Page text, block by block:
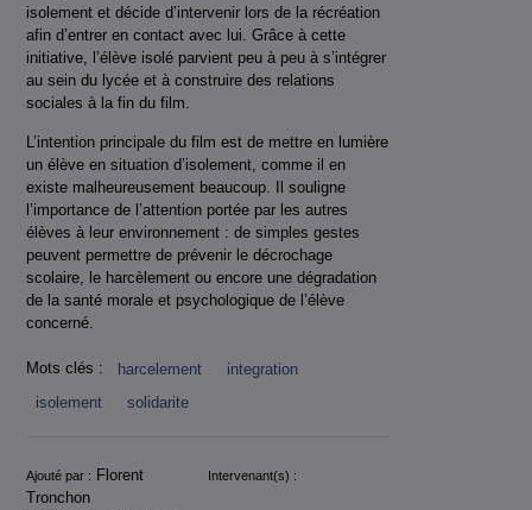
isolement et décide d’intervenir lors de la récréation
afin d’entrer en contact avec lui. Grâce à cette
initiative, l’élève isolé parvient peu à peu à s’intégrer
au sein du lycée et à construire des relations
sociales à la fin du film.
L’intention principale du film est de mettre en lumière
un élève en situation d’isolement, comme il en
existe malheureusement beaucoup. Il souligne
l’importance de l’attention portée par les autres
élèves à leur environnement : de simples gestes
peuvent permettre de prévenir le décrochage
scolaire, le harcèlement ou encore une dégradation
de la santé morale et psychologique de l’élève
concerné.
Mots clés : harcelement
integration
isolement
solidarite
Informations
Ajouté par : Florent
Tronchon
Intervenant(s) :